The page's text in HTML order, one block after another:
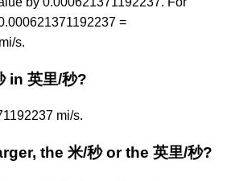
=
s.
in 英里/秒?
mi/s.
the 米/秒 or the 英里/秒?